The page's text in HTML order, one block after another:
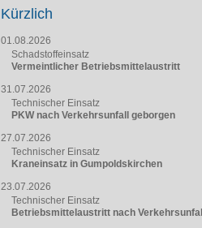
Kürzlich
01.08.2026
Schadstoffeinsatz
Vermeintlicher Betriebsmittelaustritt
31.07.2026
Technischer Einsatz
PKW nach Verkehrsunfall geborgen
27.07.2026
Technischer Einsatz
Kraneinsatz in Gumpoldskirchen
23.07.2026
Technischer Einsatz
Betriebsmittelaustritt nach Verkehrsunfall